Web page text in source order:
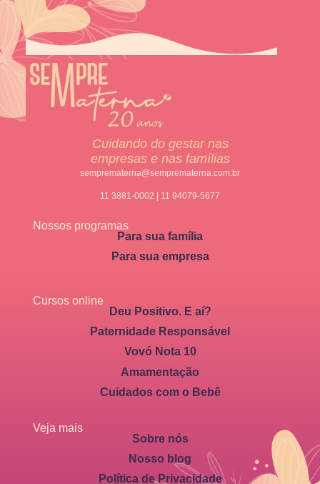
Cuidando do gestar nas
empresas e nas famílias
semprematerna@semprematerna.com.br
11 3881-0002 | 11 94079-5677
Nossos programas
Para sua família
Para sua empresa
Cursos online
Deu Positivo. E aí?
Paternidade Responsável
Vovó Nota 10
Amamentação
Cuidados com o Bebê
Veja mais
Sobre nós
Nosso blog
Política de Privacidade